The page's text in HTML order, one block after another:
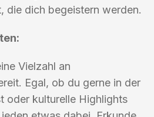
die dich begeistern werden.
Vielzahl an
Egal, ob du gerne in der
oder kulturelle Highlights